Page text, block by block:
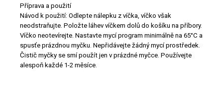
Příprava a použití
Návod k použití: Odlepte nálepku z víčka, víčko však
neodstraňujte. Položte láhev víčkem dolů do košíku na příbory.
Víčko neotevírejte. Nastavte mycí program minimálně na 65°C a
spusťe prázdnou myčku. Nepřidávejte žádný mycí prostředek.
Čistič myčky se smí použít jen v prázdné myčce. Používejte
alespoň každé 1-2 měsíce.